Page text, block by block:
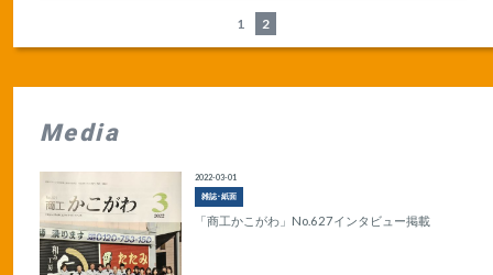
1 2
Media
雑誌･紙面
2022-03-01
「商工かこがわ」No.627インタビュー掲載